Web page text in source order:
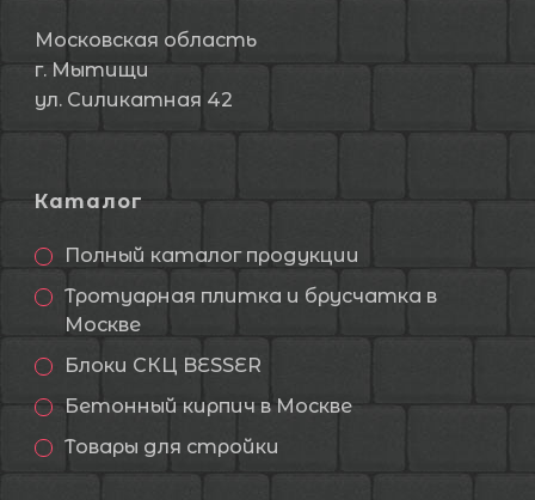
Московская область
г. Мытищи
ул. Силикатная 42
Каталог
Полный каталог продукции
Тротуарная плитка и брусчатка в
Москве
Блоки СКЦ BESSER
Бетонный кирпич в Москве
Товары для стройки